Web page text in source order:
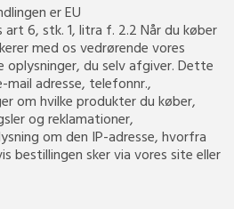
er EU
6, stk. 1, litra f. 2.2 Når du køber
med os vedrørende vores
oplysninger, du selv afgiver. Dette
mail adresse, telefonnr.,
om hvilke produkter du køber,
og reklamationer,
om den IP-adresse, hvorfra
bestillingen sker via vores site eller